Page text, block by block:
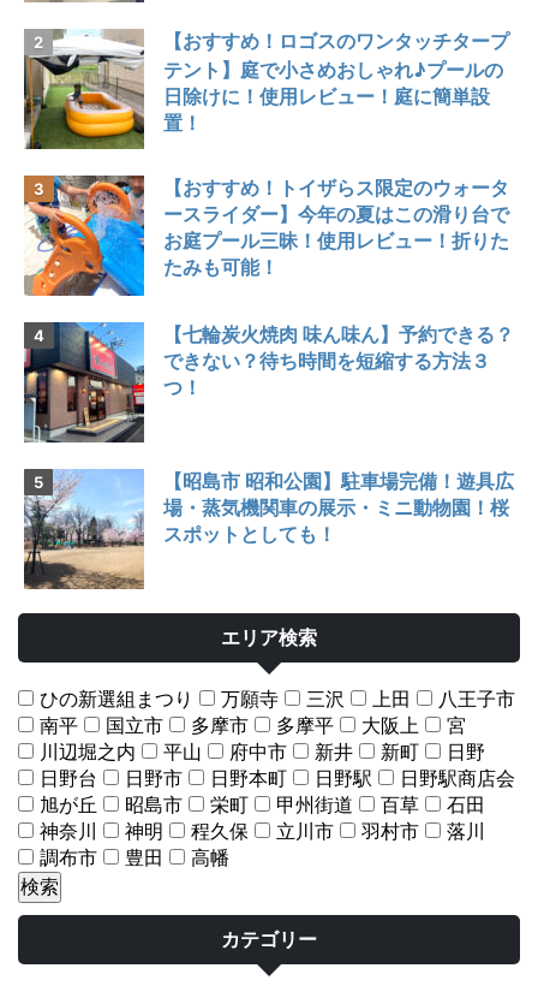
【おすすめ！ロゴスのワンタッチタープ
テント】庭で小さめおしゃれ♪プールの
日除けに！使用レビュー！庭に簡単設
置！
【おすすめ！トイザらス限定のウォータ
ースライダー】今年の夏はこの滑り台で
お庭プール三昧！使用レビュー！折りた
たみも可能！
【七輪炭火焼肉 味ん味ん】予約できる？
できない？待ち時間を短縮する方法３
つ！
【昭島市 昭和公園】駐車場完備！遊具広
場・蒸気機関車の展示・ミニ動物園！桜
スポットとしても！
エリア検索
ひの新選組まつり 万願寺 三沢 上田
八王子市
南平
国立市 多摩市 多摩平 大阪上
宮
川辺堀之内
平山 府中市 新井 新町
日野
日野台
日野市 日野本町 日野駅
日野駅商店会
旭が丘
昭島市 栄町 甲州街道 百草
石田
神奈川
神明 程久保 立川市 羽村市
落川
調布市
豊田 高幡
カテゴリー